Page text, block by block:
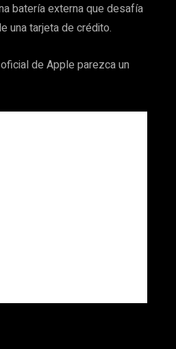
batería externa que desafía
una tarjeta de crédito.
de Apple parezca un